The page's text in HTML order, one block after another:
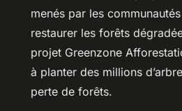
menés par les
restaurer les forêts
projet Greenzone
à planter des millions
perte de forêts.